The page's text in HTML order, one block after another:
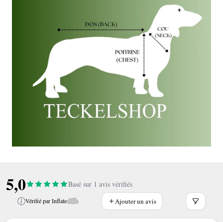
5,0 Basé sur 1 avis vérifiés
Vérifié par Inflate Ajouter un avis